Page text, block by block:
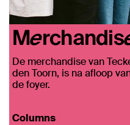
De merchandise van
den Toorn, is na afloop
de foyer.
Columns